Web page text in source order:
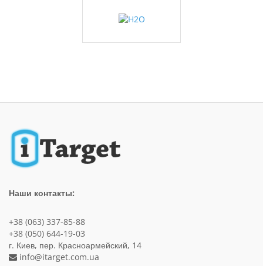
Наши контакты:
+38 (063) 337-85-88
+38 (050) 644-19-03
г. Киев, пер. Красноармейский, 14
info@itarget.com.ua